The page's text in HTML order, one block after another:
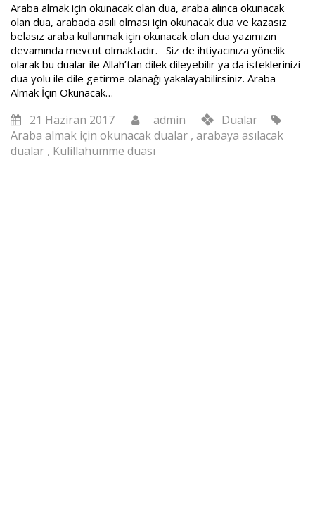
Araba almak için okunacak olan dua, araba alınca okunacak
olan dua, arabada asılı olması için okunacak dua ve kazasız
belasız araba kullanmak için okunacak olan dua yazımızın
devamında mevcut olmaktadır. Siz de ihtiyacınıza yönelik
olarak bu dualar ile Allah’tan dilek dileyebilir ya da isteklerinizi
dua yolu ile dile getirme olanağı yakalayabilirsiniz. Araba
Almak İçin Okunacak…
21 Haziran 2017 admin
Dualar
Araba almak için okunacak dualar , arabaya asılacak
dualar , Kulillahümme duası